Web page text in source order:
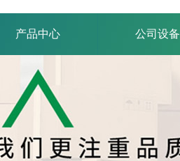
产品中心 公司设备